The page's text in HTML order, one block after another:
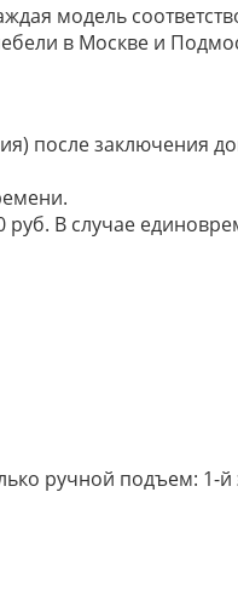
модель
в Москве и
после заключения
В случае
ручной подъем: 1-й